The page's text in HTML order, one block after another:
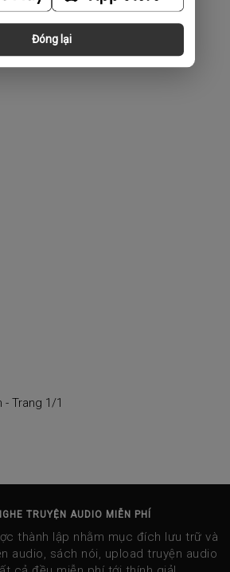
Đóng lại
- Trang 1/1
TRUYỆN AUDIO MIỄN PHÍ
thành lập nhằm mục đích lưu trữ và
audio, sách nói, upload truyện audio